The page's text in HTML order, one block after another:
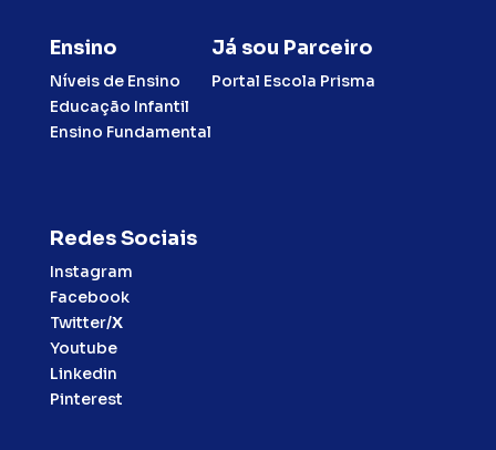
Ensino
Níveis de Ensino
Educação Infantil
Ensino Fundamental
Já sou Parceiro
Portal Escola Prisma
Redes Sociais
Instagram
Facebook
Twitter/X
Youtube
Linkedin
Pinterest